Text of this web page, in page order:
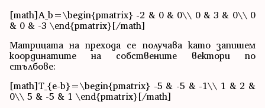
[math]A_b=\begin{pmatrix} -2 & 0 & 0\\ 0 & 3 & 0\\ 0
& 0 & -3 \end{pmatrix}[/math]
Матрицата на прехода се получава като запишем
координатите на собствените вектори по
стълбове:
[math]T_{e-b}=\begin{pmatrix} -5 & -5 & -1\\ 1 & 2 &
0\\ 5 & -5 & 1 \end{pmatrix}[/math]